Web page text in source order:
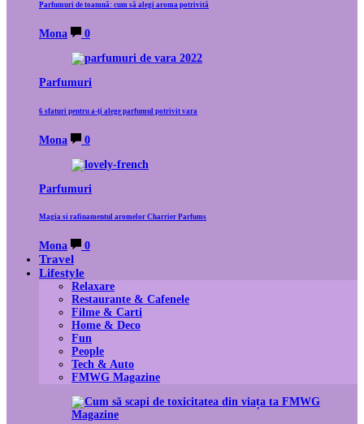
Parfumuri de toamnă: cum să alegi aroma potrivită
Mona 0
Parfumuri
6 sfaturi pentru a-ți alege parfumul potrivit vara
Mona 0
Parfumuri
Magia si rafinamentul aromelor Charrier Parfums
Mona 0
Travel
Lifestyle
Relaxare
Restaurante & Cafenele
Filme & Carti
Home & Deco
Fun
People
Tech & Auto
FMWG Magazine